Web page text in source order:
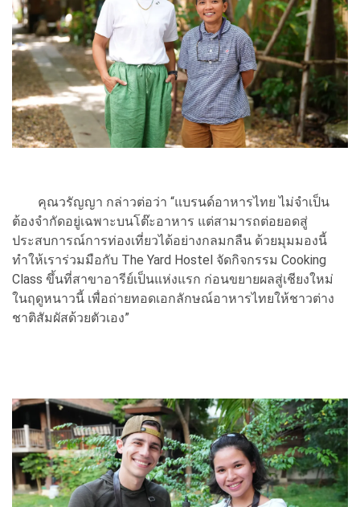
คุณวรัญญา กล่าวต่อว่า “แบรนด์อาหารไทย ไม่จำเป็น
ต้องจำกัดอยู่เฉพาะบนโต๊ะอาหาร แต่สามารถต่อยอดสู่
ประสบการณ์การท่องเที่ยวได้อย่างกลมกลืน ด้วยมุมมองนี้
ทำให้เราร่วมมือกับ The Yard Hostel จัดกิจกรรม Cooking
Class ขึ้นที่สาขาอารีย์เป็นแห่งแรก ก่อนขยายผลสู่เชียงใหม่
ในฤดูหนาวนี้ เพื่อถ่ายทอดเอกลักษณ์อาหารไทยให้ชาวต่าง
ชาติสัมผัสด้วยตัวเอง”